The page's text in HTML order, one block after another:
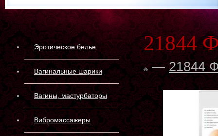
Эротическое белье
Вагинальные шарики
Вагины, мастурбаторы
Вибромассажеры
21844
—21844